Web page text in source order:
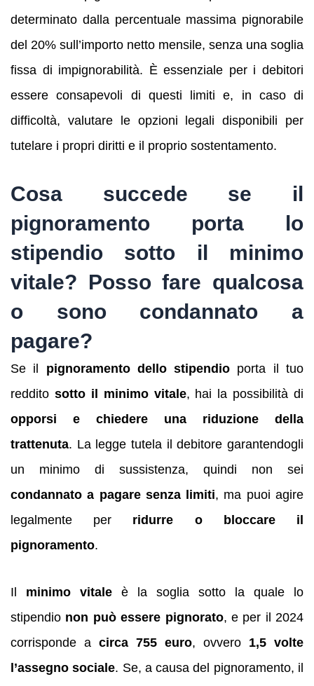
determinato dalla percentuale massima pignorabile
del 20% sull’importo netto mensile, senza una soglia
fissa di impignorabilità. È essenziale per i debitori
essere consapevoli di questi limiti e, in caso di
difficoltà, valutare le opzioni legali disponibili per
tutelare i propri diritti e il proprio sostentamento.
Cosa succede se il
pignoramento porta lo
stipendio sotto il minimo
vitale? Posso fare qualcosa
o sono condannato a
pagare?
Se il pignoramento dello stipendio porta il tuo
reddito sotto il minimo vitale, hai la possibilità di
opporsi e chiedere una riduzione della
trattenuta. La legge tutela il debitore garantendogli
un minimo di sussistenza, quindi non sei
condannato a pagare senza limiti, ma puoi agire
legalmente per ridurre o bloccare il
pignoramento.
Il minimo vitale è la soglia sotto la quale lo
stipendio non può essere pignorato, e per il 2024
corrisponde a circa 755 euro, ovvero 1,5 volte
l’assegno sociale. Se, a causa del pignoramento, il